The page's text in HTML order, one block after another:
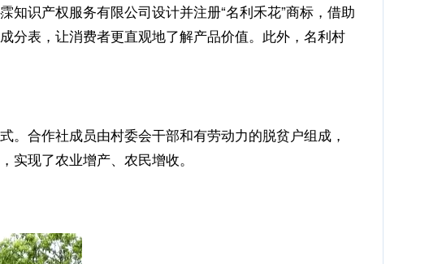
识产权服务有限公司设计并注册“名利禾花”商标，借助
分表，让消费者更直观地了解产品价值。此外，名利村
。合作社成员由村委会干部和有劳动力的脱贫户组成，
现了农业增产、农民增收。